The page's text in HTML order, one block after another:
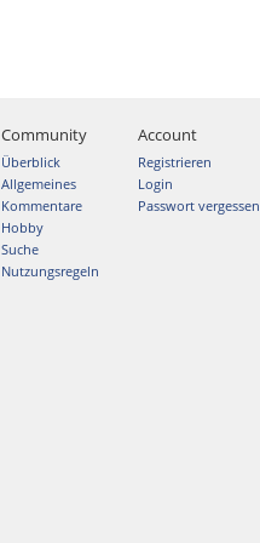
Community
Überblick
Allgemeines
Kommentare
Hobby
Suche
Nutzungsregeln
Account
Registrieren
Login
Passwort vergessen